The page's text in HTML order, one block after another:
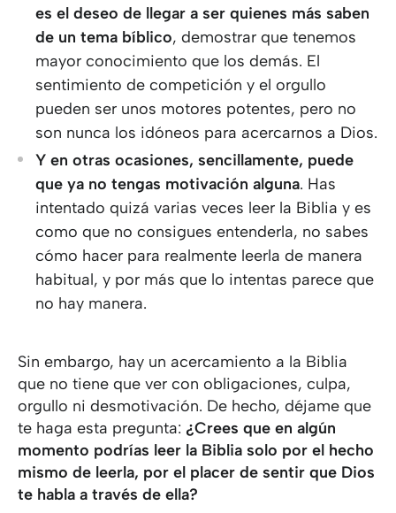
es el deseo de llegar a ser quienes más saben
de un tema bíblico, demostrar que tenemos
mayor conocimiento que los demás. El
sentimiento de competición y el orgullo
pueden ser unos motores potentes, pero no
son nunca los idóneos para acercarnos a Dios.
Y en otras ocasiones, sencillamente, puede
que ya no tengas motivación alguna. Has
intentado quizá varias veces leer la Biblia y es
como que no consigues entenderla, no sabes
cómo hacer para realmente leerla de manera
habitual, y por más que lo intentas parece que
no hay manera.
Sin embargo, hay un acercamiento a la Biblia
que no tiene que ver con obligaciones, culpa,
orgullo ni desmotivación. De hecho, déjame que
te haga esta pregunta: ¿Crees que en algún
momento podrías leer la Biblia solo por el hecho
mismo de leerla, por el placer de sentir que Dios
te habla a través de ella?